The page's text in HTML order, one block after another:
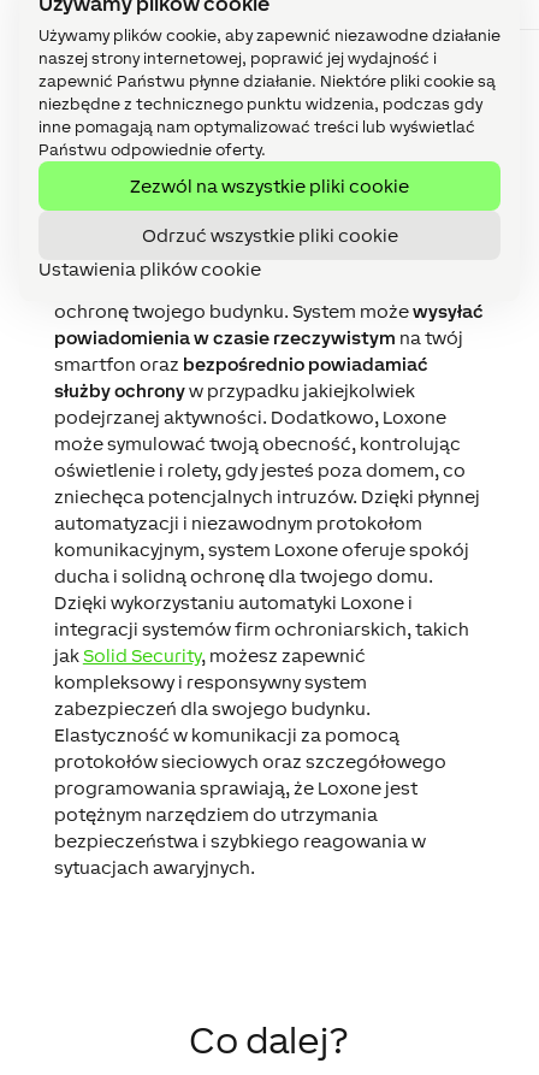
Używamy plików cookie, aby zapewnić niezawodne działanie
naszej strony internetowej, poprawić jej wydajność i
zapewnić Państwu płynne działanie. Niektóre pliki cookie są
niezbędne z technicznego punktu widzenia, podczas gdy
inne pomagają nam optymalizować treści lub wyświetlać
Państwu odpowiednie oferty.
Zezwól na wszystkie pliki cookie
Odrzuć wszystkie pliki cookie
Ustawienia plików cookie
uzbrojenia
Nieudana
próba
rozbrojenia
Uzbrojenie /
Rozbrojenie
E455
bezpieczeństwa, takie jakczujniki obecności
ruchu
styki okienne i drzwiowe
zamki, Loxone zapewnia ciągłe monitorowanie i
ochronę twojego budynku. System możewysyłać
powiadomienia w czasie rzeczywistym na twój
smartfon oraz bezpośrednio powiadamiać
służby ochronyw przypadku jakiejkolwiek
podejrzanej aktywności. Dodatkowo, Loxone
może symulować twoją obecność, kontrolując
oświetlenie i rolety, gdy jesteś poza domem, co
zniechęca potencjalnych intruzów. Dzięki płynnej
automatyzacji i niezawodnym protokołom
komunikacyjnym, system Loxone oferuje spokój
ducha i solidną ochronę dla twojego domu.
Dzięki wykorzystaniu automatyki Loxone i
integracji systemów firm ochroniarskich, takich
jakSolid Security, możesz zapewnić
kompleksowy i responsywny system
zabezpieczeń dla swojego budynku.
Elastyczność w komunikacji za pomocą
protokołów sieciowych oraz szczegółowego
programowania sprawiają, że Loxone jest
potężnym narzędziem do utrzymania
bezpieczeństwa i szybkiego reagowania w
sytuacjach awaryjnych.
Co dalej?